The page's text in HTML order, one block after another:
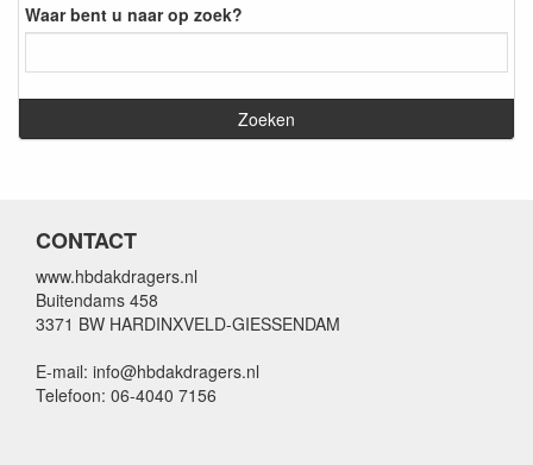
Waar bent u naar op zoek?
CONTACT
www.hbdakdragers.nl
Buitendams 458
3371 BW HARDINXVELD-GIESSENDAM
E-mail: info@hbdakdragers.nl
Telefoon: 06-4040 7156